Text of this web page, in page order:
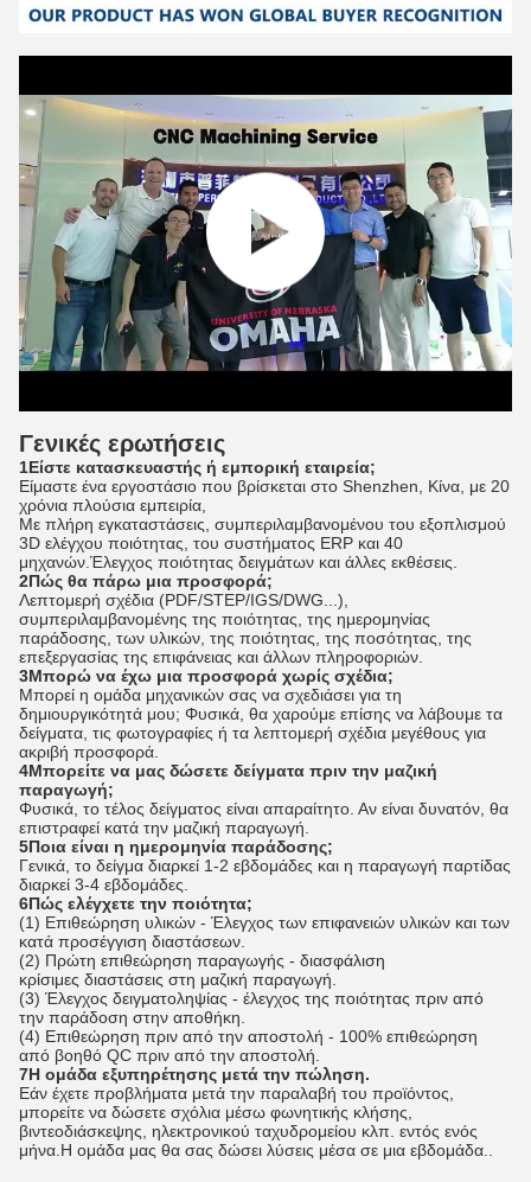
Γενικές ερωτήσεις
1Είστε κατασκευαστής ή εμπορική εταιρεία;
Είμαστε ένα εργοστάσιο που βρίσκεται στο Shenzhen, Κίνα, με 20
χρόνια πλούσια εμπειρία,
Με πλήρη εγκαταστάσεις, συμπεριλαμβανομένου του εξοπλισμού
3D ελέγχου ποιότητας, του συστήματος ERP και 40
μηχανών.Έλεγχος ποιότητας δειγμάτων και άλλες εκθέσεις.
2Πώς θα πάρω μια προσφορά;
Λεπτομερή σχέδια (PDF/STEP/IGS/DWG...),
συμπεριλαμβανομένης της ποιότητας, της ημερομηνίας
παράδοσης, των υλικών, της ποιότητας, της ποσότητας, της
επεξεργασίας της επιφάνειας και άλλων πληροφοριών.
3Μπορώ να έχω μια προσφορά χωρίς σχέδια;
Μπορεί η ομάδα μηχανικών σας να σχεδιάσει για τη
δημιουργικότητά μου; Φυσικά, θα χαρούμε επίσης να λάβουμε τα
δείγματα, τις φωτογραφίες ή τα λεπτομερή σχέδια μεγέθους για
ακριβή προσφορά.
4Μπορείτε να μας δώσετε δείγματα πριν την μαζική
παραγωγή;
Φυσικά, το τέλος δείγματος είναι απαραίτητο. Αν είναι δυνατόν, θα
επιστραφεί κατά την μαζική παραγωγή.
5Ποια είναι η ημερομηνία παράδοσης;
Γενικά, το δείγμα διαρκεί 1-2 εβδομάδες και η παραγωγή παρτίδας
διαρκεί 3-4 εβδομάδες.
6Πώς ελέγχετε την ποιότητα;
(1) Επιθεώρηση υλικών - Έλεγχος των επιφανειών υλικών και των
κατά προσέγγιση διαστάσεων.
(2) Πρώτη επιθεώρηση παραγωγής - διασφάλιση
κρίσιμες διαστάσεις στη μαζική παραγωγή.
(3) Έλεγχος δειγματοληψίας - έλεγχος της ποιότητας πριν από
την παράδοση στην αποθήκη.
(4) Επιθεώρηση πριν από την αποστολή - 100% επιθεώρηση
από βοηθό QC πριν από την αποστολή.
7Η ομάδα εξυπηρέτησης μετά την πώληση.
Εάν έχετε προβλήματα μετά την παραλαβή του προϊόντος,
μπορείτε να δώσετε σχόλια μέσω φωνητικής κλήσης,
βιντεοδιάσκεψης, ηλεκτρονικού ταχυδρομείου κλπ. εντός ενός
μήνα.Η ομάδα μας θα σας δώσει λύσεις μέσα σε μια εβδομάδα..